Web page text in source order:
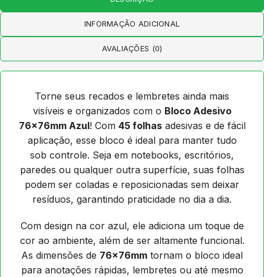
INFORMAÇÃO ADICIONAL
AVALIAÇÕES (0)
Torne seus recados e lembretes ainda mais
visíveis e organizados com o Bloco Adesivo
76x76mm Azul! Com 45 folhasadesivas e de fácil
aplicação, esse bloco é ideal para manter tudo
sob controle. Seja em notebooks, escritórios,
paredes ou qualquer outra superfície, suas folhas
podem ser coladas e reposicionadas sem deixar
resíduos, garantindo praticidade no dia a dia.
Com design na cor azul, ele adiciona um toque de
cor ao ambiente, além de ser altamente funcional.
As dimensões de 76x76mm tornam o bloco ideal
para anotações rápidas, lembretes ou até mesmo